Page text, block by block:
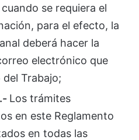
se requiera el
para el efecto, la
deberá hacer la
electrónico que
Trabajo;
Los trámites
en este Reglamento
en todas las